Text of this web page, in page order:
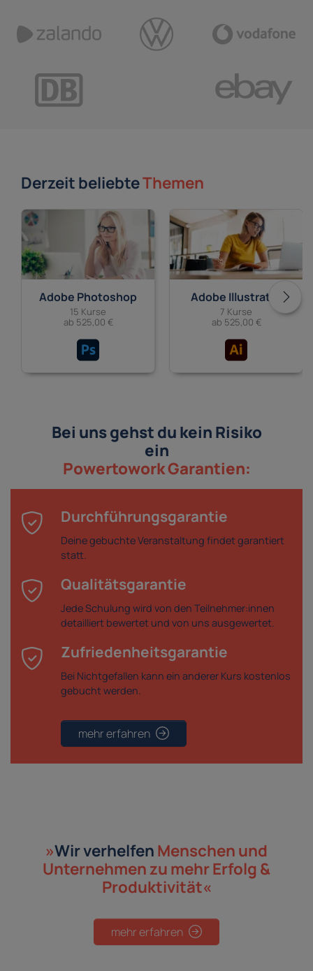
Derzeit beliebteThemen
Adobe Photoshop
15 Kurse
ab 525,00 €
Adobe Illustrator
7 Kurse
ab 525,00 €
Bei uns gehst du kein Risiko
ein
Powertowork Garantien:
Durchführungsgarantie
Deine gebuchte Veranstaltung findet garantiert
statt.
Qualitätsgarantie
Jede Schulung wird von den Teilnehmer:innen
detailliert bewertet und von uns ausgewertet.
Zufriedenheitsgarantie
Bei Nichtgefallen kann ein anderer Kurs kostenlos
gebucht werden.
mehr erfahren
»Wir verhelfenMenschen und
Unternehmenzu mehr Erfolg &
Produktivität«
mehr erfahren